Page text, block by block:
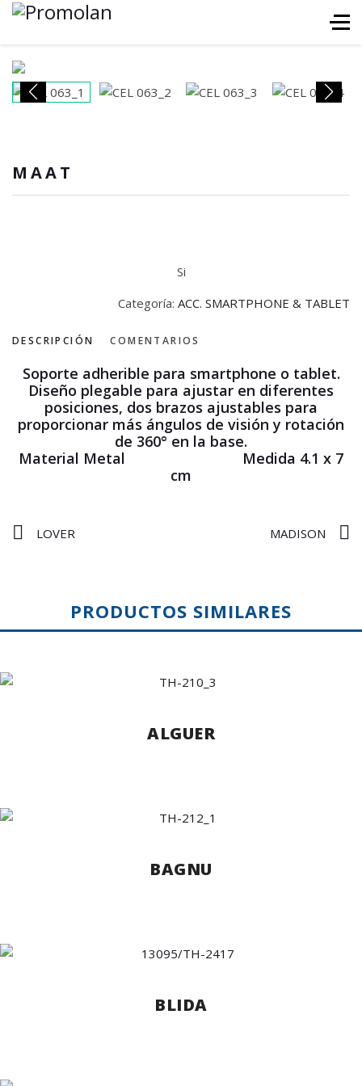
MAAT
Si
Categoría: ACC. SMARTPHONE & TABLET
DESCRIPCIÓN COMENTARIOS
Soporte adherible para smartphone o tablet.
Diseño plegable para ajustar en diferentes
posiciones, dos brazos ajustables para
proporcionar más ángulos de visión y rotación
de 360° en la base.
Material Metal Medida 4.1 x 7
cm
LOVER MADISON
PRODUCTOS SIMILARES
ALGUER
BAGNU
BLIDA